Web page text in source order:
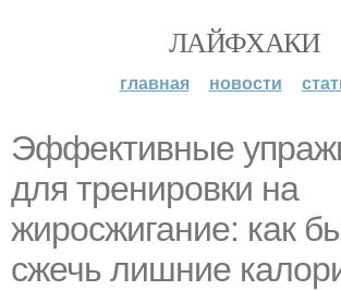
ЛАЙФХАКИ
главная новости
Эффективные
для тренировки на
жиросжигание: как
сжечь лишние